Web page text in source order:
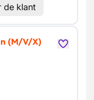
de klant
(M/V/X)